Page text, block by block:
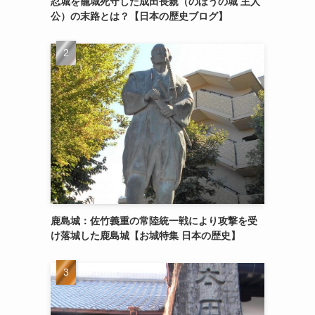
公）の末路とは？【日本の歴史ブログ】
鹿島城：佐竹義重の常陸統一戦により攻撃を受
け落城した鹿島城【お城特集 日本の歴史】